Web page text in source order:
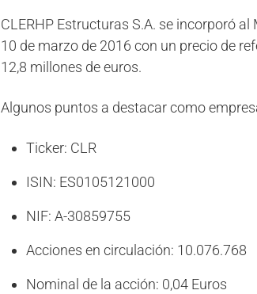
CLERHP Estructuras S.A. se incorporó al
10 de marzo de 2016 con un precio de
12,8 millones de euros.
Algunos puntos a destacar como
Ticker: CLR
ISIN: ES0105121000
NIF: A-30859755
Acciones en circulación: 10.076.768
Nominal de la acción: 0,04 Euros